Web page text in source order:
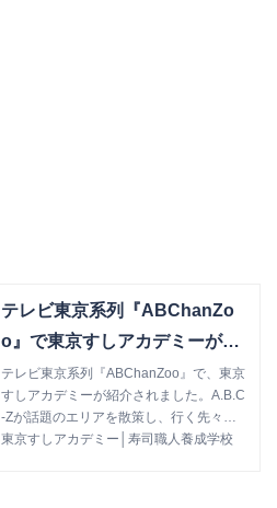
テレビ東京系列『ABChanZo
o』で東京すしアカデミーが紹
介されました | 東京すしアカデ
ミー│寿司職人養成学校
テレビ東京系列『ABChanZoo』で、東京
すしアカデミーが紹介されました。A.B.C
-Zが話題のエリアを散策し、行く先々で
出題されるクイズを解いていくバラエテ
東京すしアカデミー│寿司職人養成学校